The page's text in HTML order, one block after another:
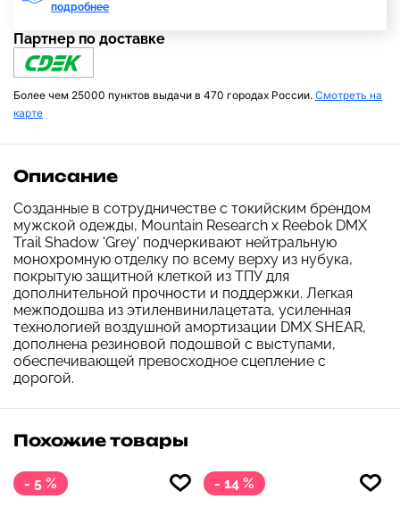
подробнее
Партнер по доставке
Более чем 25000 пунктов выдачи в 470 городах России. Смотреть на
карте
Описание
Созданные в сотрудничестве с токийским брендом
мужской одежды, Mountain Research x Reebok DMX
Trail Shadow 'Grey' подчеркивают нейтральную
монохромную отделку по всему верху из нубука,
покрытую защитной клеткой из ТПУ для
дополнительной прочности и поддержки. Легкая
межподошва из этиленвинилацетата, усиленная
технологией воздушной амортизации DMX SHEAR,
дополнена резиновой подошвой с выступами,
обеспечивающей превосходное сцепление с
дорогой.
Похожие товары
- 5 % - 14 %